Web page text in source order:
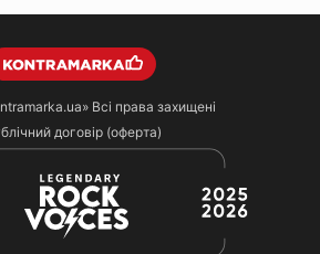
Всі права захищені
договір (оферта)